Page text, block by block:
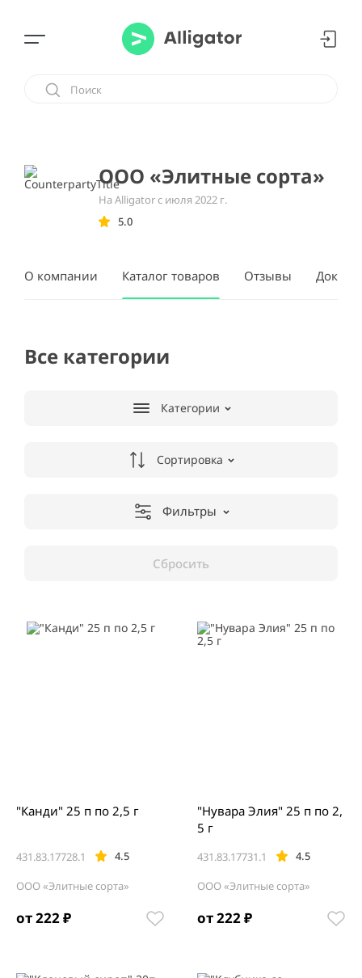
ООО «Элитные сорта»
На Alligator с июля 2022 г.
5.0
О компании Каталог товаров Отзывы
Все категории
Категории
Сортировка
Фильтры
Сбросить
от 222 ₽
431.83.17728.1 4.5
"Канди" 25 п по 2,5 г
ООО «Элитные сорта»
от 222 ₽
431.83.17731.1 4.5
"Нувара Элия" 25 п по 2,
5 г
ООО «Элитные сорта»